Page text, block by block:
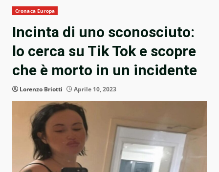
Cronaca Europa
Incinta di uno sconosciuto:
lo cerca su Tik Tok e scopre
che è morto in un incidente
Lorenzo Briotti Aprile 10, 2023